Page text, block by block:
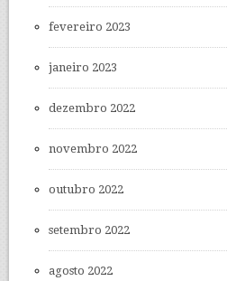
fevereiro 2023
janeiro 2023
dezembro 2022
novembro 2022
outubro 2022
setembro 2022
agosto 2022